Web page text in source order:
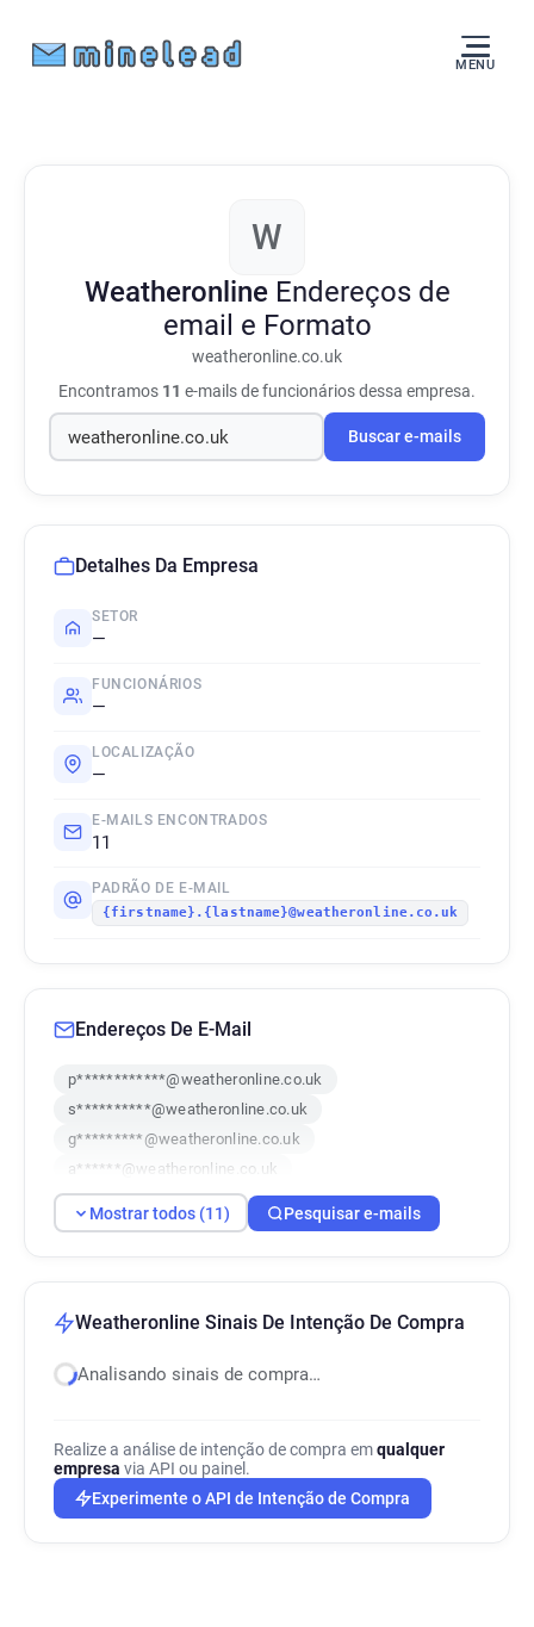
MENU
W
Weatheronline Endereços de
email e Formato
weatheronline.co.uk
Encontramos 11 e-mails de funcionários dessa empresa.
Buscar e-mails
Detalhes Da Empresa
SETOR
—
FUNCIONÁRIOS
—
LOCALIZAÇÃO
—
E-MAILS ENCONTRADOS
11
PADRÃO DE E-MAIL
{firstname}.{lastname}@weatheronline.co.uk
Endereços De E-Mail
p************@weatheronline.co.uk
s**********@weatheronline.co.uk
g*********@weatheronline.co.uk
a******@weatheronline.co.uk
q***********@weatheronline.co.uk
q*******@weatheronline.co.uk
y**********@weatheronline.co.uk
b**********@weatheronline.co.uk
Mostrar todos (11) Pesquisar e-mails
Weatheronline Sinais De Intenção De Compra
Analisando sinais de compra…
Realize a análise de intenção de compra emqualquer
empresa via API ou painel.
Experimente o API de Intenção de Compra